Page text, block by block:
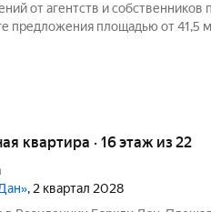
от агентств и
площадью от 41,5
квартира · 16 этаж из 22
, 2 квартал 2028